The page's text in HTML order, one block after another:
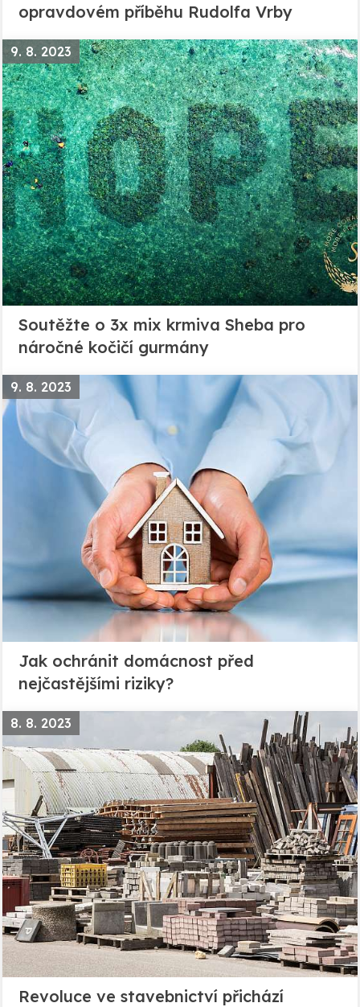
opravdovém příběhu Rudolfa Vrby
9. 8. 2023
Soutěžte o 3x mix krmiva Sheba pro
náročné kočičí gurmány
9. 8. 2023
Jak ochránit domácnost před
nejčastějšími riziky?
8. 8. 2023
Revoluce ve stavebnictví přichází